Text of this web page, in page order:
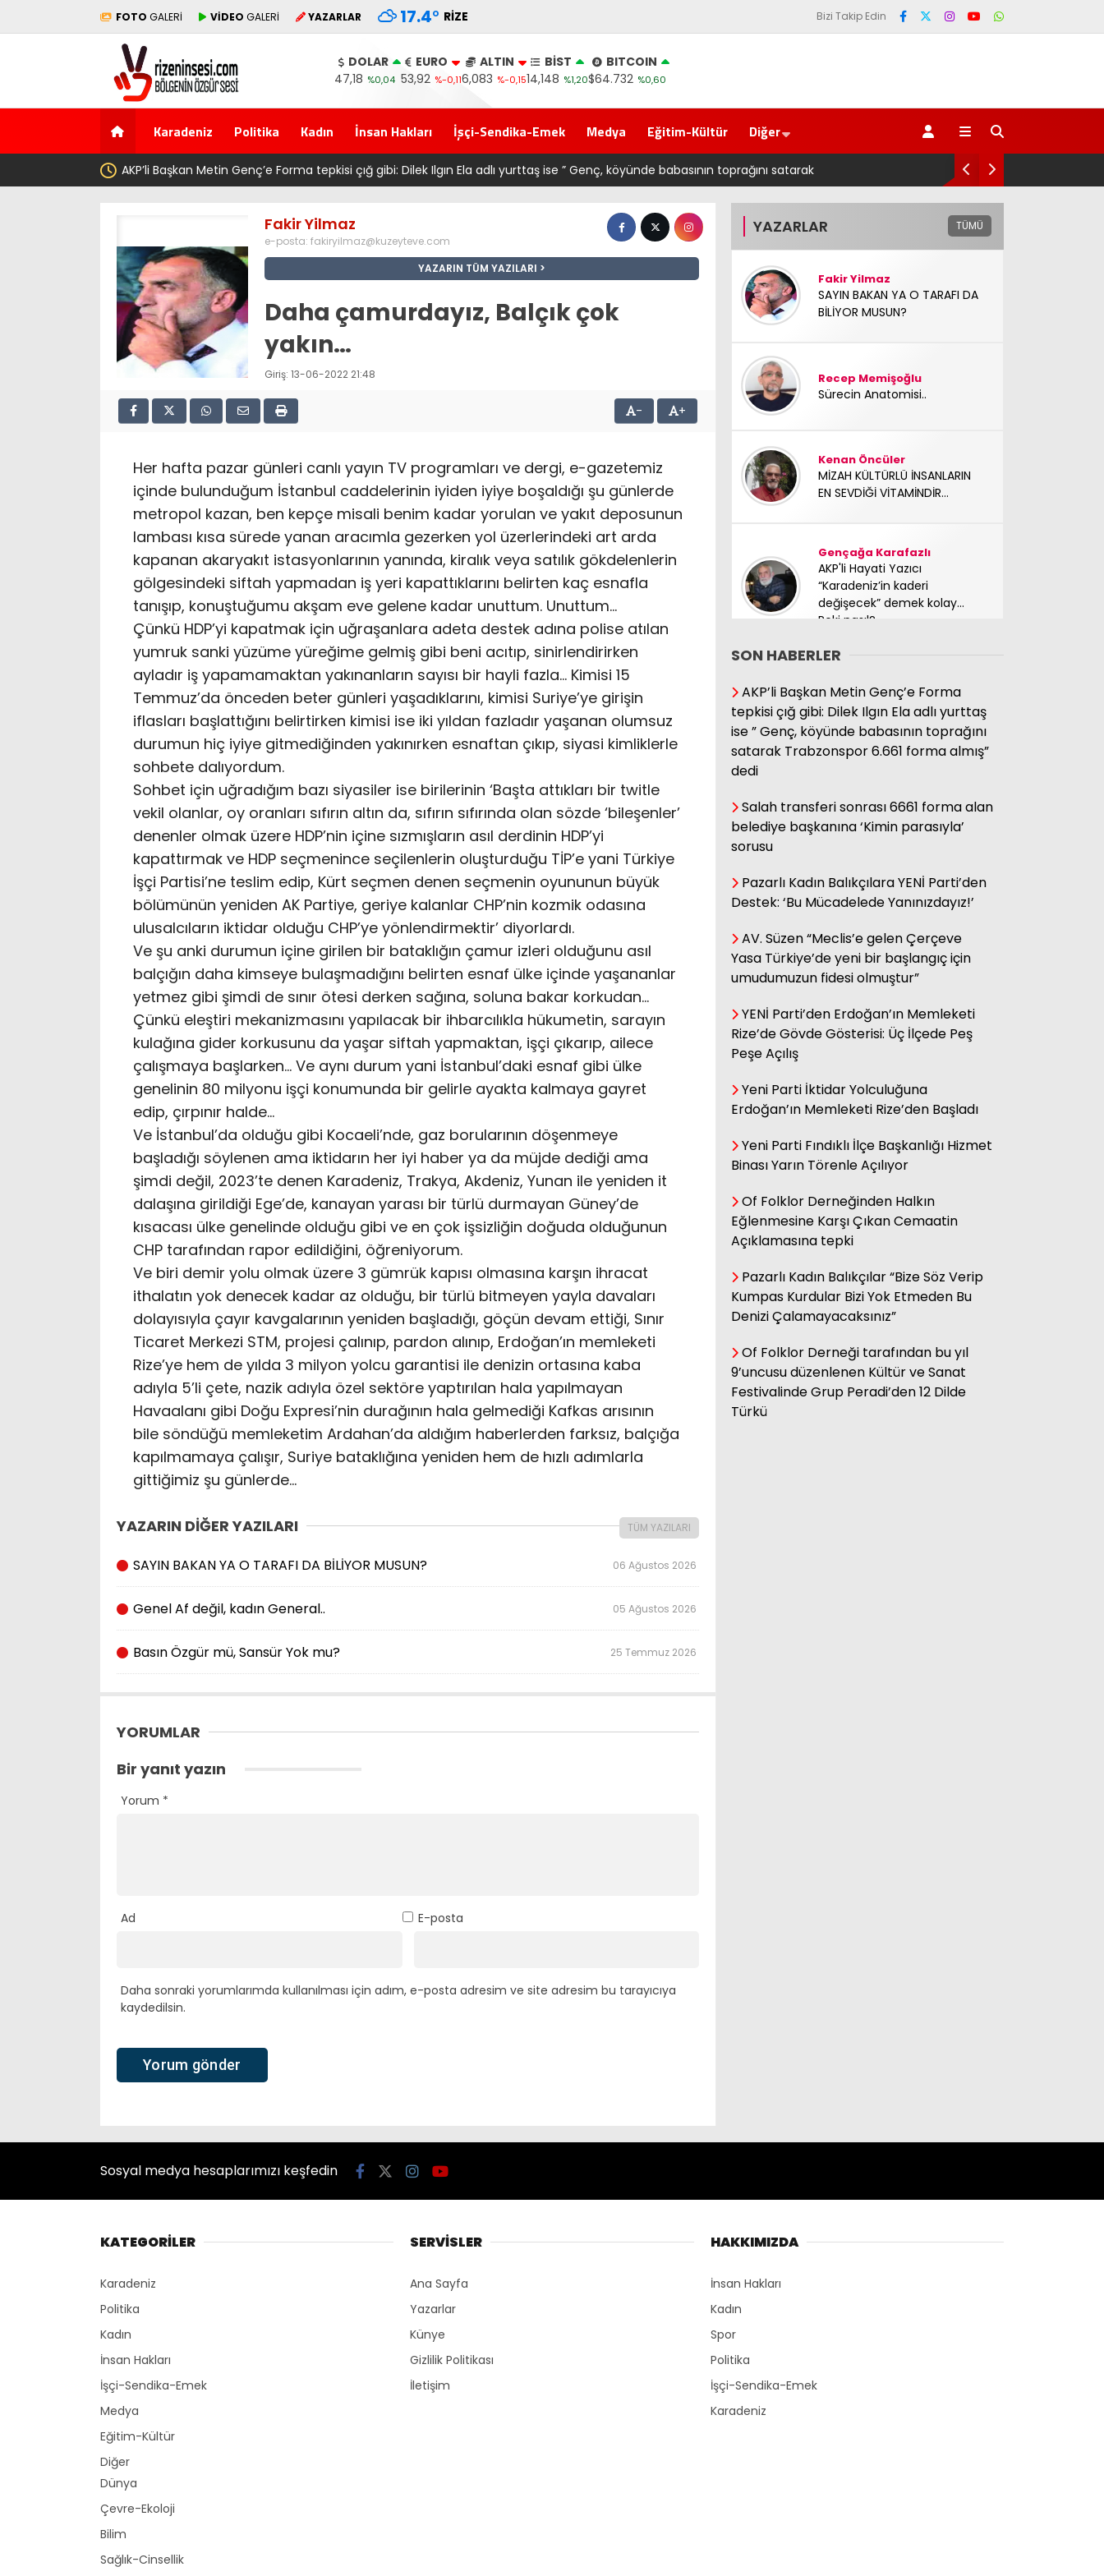
FOTO GALERİ VİDEO GALERİ YAZARLAR 17.4° RIZE Bizi Takip Edin
DOLAR
47,18 %0,04
EURO
53,92 %-0,11
ALTIN
6,083 %-0,15
BİST
14,148 %1,20
BITCOIN
$64.732 %0,60
Karadeniz Politika Kadın İnsan Hakları İşçi-Sendika-Emek Medya Eğitim-Kültür Diğer
AKP’li Başkan Metin Genç’e Forma tepkisi çığ gibi: Dilek Ilgın Ela adlı yurttaş ise ” Genç, köyünde babasının toprağını satarak
Salah transferi sonrası 6661 forma alan belediye
Fakir Yilmaz
e-posta: fakiryilmaz@kuzeyteve.com
YAZARIN TÜM YAZILARI
Daha çamurdayız, Balçık çok
yakın…
Giriş: 13-06-2022 21:48
- +
Her hafta pazar günleri canlı yayın TV programları ve dergi, e-gazetemiz
içinde bulunduğum İstanbul caddelerinin iyiden iyiye boşaldığı şu günlerde
metropol kazan, ben kepçe misali benim kadar yorulan ve yakıt deposunun
lambası kısa sürede yanan aracımla gezerken yol üzerlerindeki art arda
kapanan akaryakıt istasyonlarının yanında, kiralık veya satılık gökdelenlerin
gölgesindeki siftah yapmadan iş yeri kapattıklarını belirten kaç esnafla
tanışıp, konuştuğumu akşam eve gelene kadar unuttum. Unuttum…
Çünkü HDP’yi kapatmak için uğraşanlara adeta destek adına polise atılan
yumruk sanki yüzüme yüreğime gelmiş gibi beni acıtıp, sinirlendirirken
ayladır iş yapamamaktan yakınanların sayısı bir hayli fazla… Kimisi 15
Temmuz’da önceden beter günleri yaşadıklarını, kimisi Suriye’ye girişin
iflasları başlattığını belirtirken kimisi ise iki yıldan fazladır yaşanan olumsuz
durumun hiç iyiye gitmediğinden yakınırken esnaftan çıkıp, siyasi kimliklerle
sohbete dalıyordum.
Sohbet için uğradığım bazı siyasiler ise birilerinin ‘Başta attıkları bir twitle
vekil olanlar, oy oranları sıfırın altın da, sıfırın sıfırında olan sözde ‘bileşenler’
denenler olmak üzere HDP’nin içine sızmışların asıl derdinin HDP’yi
kapattırmak ve HDP seçmenince seçilenlerin oluşturduğu TİP’e yani Türkiye
İşçi Partisi’ne teslim edip, Kürt seçmen denen seçmenin oyununun büyük
bölümünün yeniden AK Partiye, geriye kalanlar CHP’nin kozmik odasına
ulusalcıların iktidar olduğu CHP’ye yönlendirmektir’ diyorlardı.
Ve şu anki durumun içine girilen bir bataklığın çamur izleri olduğunu asıl
balçığın daha kimseye bulaşmadığını belirten esnaf ülke içinde yaşananlar
yetmez gibi şimdi de sınır ötesi derken sağına, soluna bakar korkudan…
Çünkü eleştiri mekanizmasını yapılacak bir ihbarcılıkla hükumetin, sarayın
kulağına gider korkusunu da yaşar siftah yapmaktan, işçi çıkarıp, ailece
çalışmaya başlarken… Ve aynı durum yani İstanbul’daki esnaf gibi ülke
genelinin 80 milyonu işçi konumunda bir gelirle ayakta kalmaya gayret
edip, çırpınır halde…
Ve İstanbul’da olduğu gibi Kocaeli’nde, gaz borularının döşenmeye
başladığı söylenen ama iktidarın her iyi haber ya da müjde dediği ama
şimdi değil, 2023’te denen Karadeniz, Trakya, Akdeniz, Yunan ile yeniden it
dalaşına girildiği Ege’de, kanayan yarası bir türlü durmayan Güney’de
kısacası ülke genelinde olduğu gibi ve en çok işsizliğin doğuda olduğunun
CHP tarafından rapor edildiğini, öğreniyorum.
Ve biri demir yolu olmak üzere 3 gümrük kapısı olmasına karşın ihracat
ithalatın yok denecek kadar az olduğu, bir türlü bitmeyen yayla davaları
dolayısıyla çayır kavgalarının yeniden başladığı, göçün devam ettiği, Sınır
Ticaret Merkezi STM, projesi çalınıp, pardon alınıp, Erdoğan’ın memleketi
Rize’ye hem de yılda 3 milyon yolcu garantisi ile denizin ortasına kaba
adıyla 5’li çete, nazik adıyla özel sektöre yaptırılan hala yapılmayan
Havaalanı gibi Doğu Expresi’nin durağının hala gelmediği Kafkas arısının
bile söndüğü memleketim Ardahan’da aldığım haberlerden farksız, balçığa
kapılmamaya çalışır, Suriye bataklığına yeniden hem de hızlı adımlarla
gittiğimiz şu günlerde…
YAZARIN DİĞER YAZILARI TÜM YAZILARI
SAYIN BAKAN YA O TARAFI DA BİLİYOR MUSUN? 06 Ağustos 2026
Genel Af değil, kadın General.. 05 Ağustos 2026
Basın Özgür mü, Sansür Yok mu? 25 Temmuz 2026
YORUMLAR
Bir yanıt yazın
Yorum *
Ad E-posta
Daha sonraki yorumlarımda kullanılması için adım, e-posta adresim ve site adresim bu tarayıcıya
kaydedilsin.
YAZARLAR TÜMÜ
Fakir Yilmaz
SAYIN BAKAN YA O TARAFI DA
BİLİYOR MUSUN?
Recep Memişoğlu
Sürecin Anatomisi..
Kenan Öncüler
MİZAH KÜLTÜRLÜ İNSANLARIN
EN SEVDİĞİ VİTAMİNDİR...
Gençağa Karafazlı
AKP'li Hayati Yazıcı
“Karadeniz’in kaderi
değişecek” demek kolay…
Peki nasıl?
Mücadele arkadaşımız
yoldaşımız TC Sinan Kutay
abimizi kaybettik. Başımız
sağ olsun.
Adnan Onay
CHP RİZE MİTİNGİ: SAHİBİNİN
Ali Kasap
Kamil Kopuz
Din, Siyaset ve Toplum
BAŞLARKEN.....
Hasan Küçük
Elektrikte Taksite Bağlanmış
Zam Dönemi
Fatma Genc
YILAN HİKÂYESİNE DÖNEN ÇAY
KANUNU
SON HABERLER
AKP’li Başkan Metin Genç’e Forma
tepkisi çığ gibi: Dilek Ilgın Ela adlı yurttaş
ise ” Genç, köyünde babasının toprağını
satarak Trabzonspor 6.661 forma almış”
dedi
Salah transferi sonrası 6661 forma alan
belediye başkanına ‘Kimin parasıyla’
sorusu
Pazarlı Kadın Balıkçılara YENİ Parti’den
Destek: ‘Bu Mücadelede Yanınızdayız!’
AV. Süzen “Meclis’e gelen Çerçeve
Yasa Türkiye’de yeni bir başlangıç için
umudumuzun fidesi olmuştur”
YENİ Parti’den Erdoğan’ın Memleketi
Rize’de Gövde Gösterisi: Üç İlçede Peş
Peşe Açılış
Yeni Parti İktidar Yolculuğuna
Erdoğan’ın Memleketi Rize’den Başladı
Yeni Parti Fındıklı İlçe Başkanlığı Hizmet
Binası Yarın Törenle Açılıyor
Of Folklor Derneğinden Halkın
Eğlenmesine Karşı Çıkan Cemaatin
Açıklamasına tepki
Pazarlı Kadın Balıkçılar “Bize Söz Verip
Kumpas Kurdular Bizi Yok Etmeden Bu
Denizi Çalamayacaksınız”
Of Folklor Derneği tarafından bu yıl
9’uncusu düzenlenen Kültür ve Sanat
Festivalinde Grup Peradi’den 12 Dilde
Türkü
Sosyal medya hesaplarımızı keşfedin
KATEGORİLER
Karadeniz
Politika
Kadın
İnsan Hakları
İşçi-Sendika-Emek
Medya
Eğitim-Kültür
Diğer
Dünya
Çevre-Ekoloji
Bilim
Sağlık-Cinsellik
SERVİSLER
Ana Sayfa
Yazarlar
Künye
Gizlilik Politikası
İletişim
HAKKIMIZDA
İnsan Hakları
Kadın
Spor
Politika
İşçi-Sendika-Emek
Karadeniz